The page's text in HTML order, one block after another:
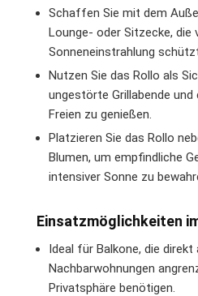
Schaffen Sie mit dem
Lounge- oder Sitzecke, die
Sonneneinstrahlung
Nutzen Sie das Rollo als
ungestörte Grillabende
Freien zu genießen.
Platzieren Sie das Rollo
Blumen, um empfindliche
intensiver Sonne zu
Einsatzmöglichkeiten
Ideal für Balkone, die direkt
Nachbarwohnungen
Privatsphäre benötigen.